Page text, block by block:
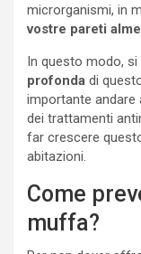
microrganismi, in
vostre pareti
In questo modo,
profonda di
importante andare
dei trattamenti
far crescere
abitazioni.
Come
muffa?